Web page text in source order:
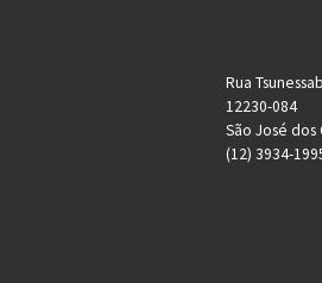
Rua
12230-084
São José dos
(12) 3934-